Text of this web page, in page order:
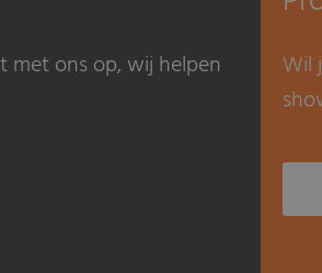
met ons op, wij helpen
Wil